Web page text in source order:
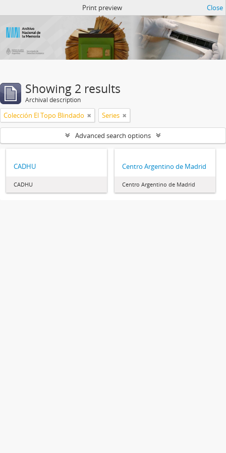
Print preview Close
Showing 2 results
Archival description
Colección El Topo Blindado Series
Advanced search options
CADHU
CADHU
Centro Argentino de Madrid
Centro Argentino de Madrid